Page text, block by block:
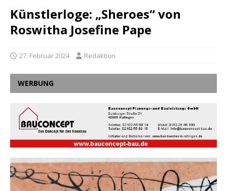
Künstlerloge: „Sheroes“ von
Roswitha Josefine Pape
27. Februar 2024 Redaktion
WERBUNG